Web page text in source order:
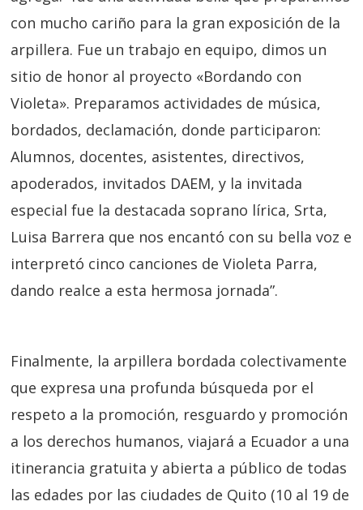
con mucho cariño para la gran exposición de la
arpillera. Fue un trabajo en equipo, dimos un
sitio de honor al proyecto «Bordando con
Violeta». Preparamos actividades de música,
bordados, declamación, donde participaron:
Alumnos, docentes, asistentes, directivos,
apoderados, invitados DAEM, y la invitada
especial fue la destacada soprano lírica, Srta,
Luisa Barrera que nos encantó con su bella voz e
interpretó cinco canciones de Violeta Parra,
dando realce a esta hermosa jornada”.
Finalmente, la arpillera bordada colectivamente
que expresa una profunda búsqueda por el
respeto a la promoción, resguardo y promoción
a los derechos humanos, viajará a Ecuador a una
itinerancia gratuita y abierta a público de todas
las edades por las ciudades de Quito (10 al 19 de